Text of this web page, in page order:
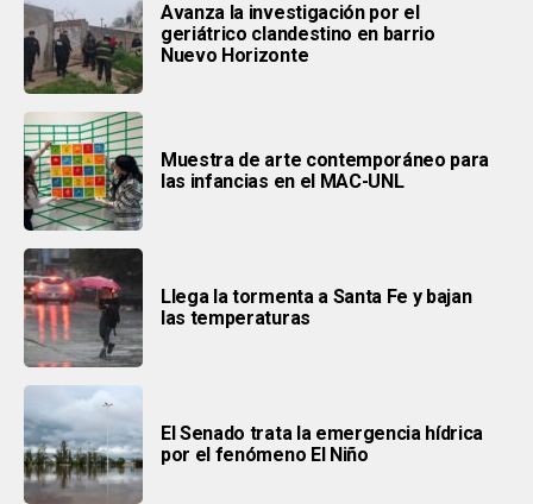
Avanza la investigación por el
geriátrico clandestino en barrio
Nuevo Horizonte
Muestra de arte contemporáneo para
las infancias en el MAC-UNL
Llega la tormenta a Santa Fe y bajan
las temperaturas
El Senado trata la emergencia hídrica
por el fenómeno El Niño